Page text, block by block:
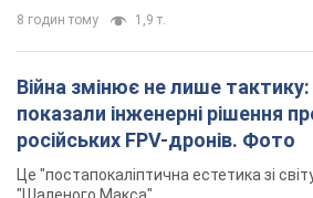
8 годин тому 1,9 т.
Війна змінює не лише
показали інженерні рішення
російських FPV-дронів. Фото
Це "постапокаліптична естетика зі